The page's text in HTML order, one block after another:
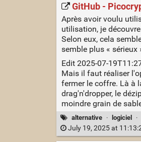
GitHub -
Après avoir voulu
utilisation, je
Selon eux, cela
semble plus « sérieux
Edit 2025-07-
Mais il faut réaliser
fermer le coffre. Là à
drag'n'dropper, le
moindre grain de
alternative · logiciel ·
July 19, 2025 at